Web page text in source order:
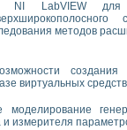
NI LabVIEW для
методов
виртуальных
моделирование
измерителя